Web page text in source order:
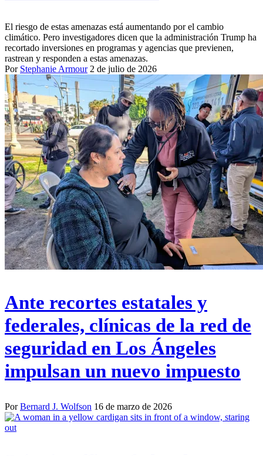
El riesgo de estas amenazas está aumentando por el cambio
climático. Pero investigadores dicen que la administración Trump ha
recortado inversiones en programas y agencias que previenen,
rastrean y responden a estas amenazas.
Por Stephanie Armour 2 de julio de 2026
Ante recortes estatales y
federales, clínicas de la red de
seguridad en Los Ángeles
impulsan un nuevo impuesto
PorBernard J. Wolfson 16 de marzo de 2026